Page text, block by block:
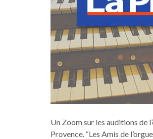
Un Zoom sur les auditions de
Provence. “Les Amis de